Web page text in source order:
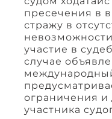
пресечения в
стражу в
участие в
случае
ограничения и
участника